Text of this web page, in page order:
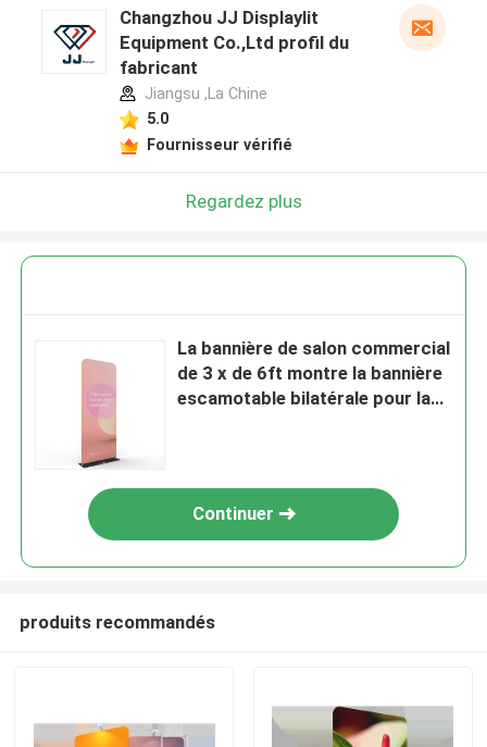
Changzhou JJ Displaylit
Equipment Co.,Ltd profil du
fabricant
Jiangsu ,La Chine
5.0
Fournisseur vérifié
Regardez plus
La bannière de salon commercial
de 3 x de 6ft montre la bannière
escamotable bilatérale pour la
Continuer
produits recommandés